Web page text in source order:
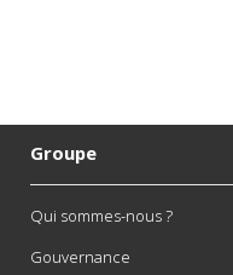
Groupe
Qui sommes-nous ?
Gouvernance